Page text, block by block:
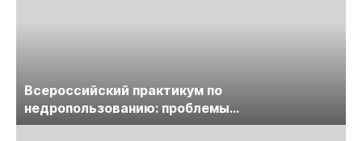
Всероссийский практикум по
недропользованию: проблемы
лицензирования, цифровизации, экспертизы